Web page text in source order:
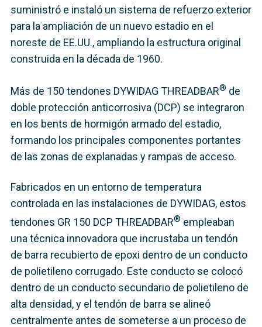
suministró e instaló un sistema de refuerzo exterior
para la ampliación de un nuevo estadio en el
noreste de EE.UU., ampliando la estructura original
construida en la década de 1960.
Más de 150 tendones DYWIDAG THREADBAR® de
doble protección anticorrosiva (DCP) se integraron
en los bents de hormigón armado del estadio,
formando los principales componentes portantes
de las zonas de explanadas y rampas de acceso.
Fabricados en un entorno de temperatura
controlada en las instalaciones de DYWIDAG, estos
tendones GR 150 DCP THREADBAR® empleaban
una técnica innovadora que incrustaba un tendón
de barra recubierto de epoxi dentro de un conducto
de polietileno corrugado. Este conducto se colocó
dentro de un conducto secundario de polietileno de
alta densidad, y el tendón de barra se alineó
centralmente antes de someterse a un proceso de